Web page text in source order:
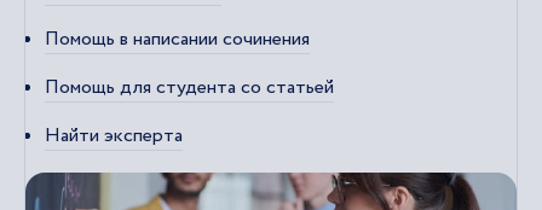
Помощь в написании сочинения
Помощь для студента со статьей
Найти эксперта